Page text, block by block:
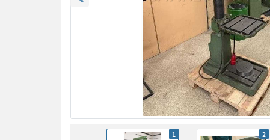
zurück blättern
1 2